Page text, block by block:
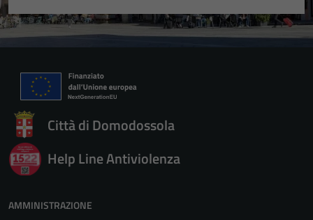
Città di Domodossola
Help Line Antiviolenza
AMMINISTRAZIONE